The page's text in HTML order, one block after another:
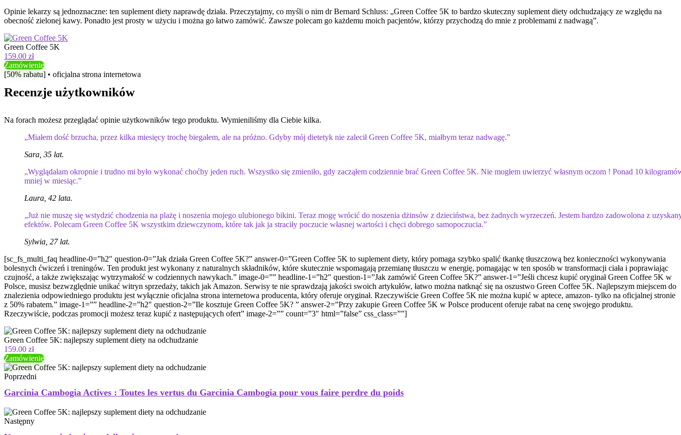
Opinie lekarzy są jednoznaczne: ten suplement diety naprawdę działa. Przeczytajmy, co myśli o nim dr Bernard Schluss: „Green Coffee 5K to bardzo skuteczny suplement diety odchudzający ze względu na
obecność zielonej kawy. Ponadto jest prosty w użyciu i można go łatwo zamówić. Zawsze polecam go każdemu moich pacjentów, którzy przychodzą do mnie z problemami z nadwagą”.
Green Coffee 5K
159.00 zł
Zamówienie
[50% rabatu] • oficjalna strona internetowa
Recenzje użytkowników
Na forach możesz przeglądać opinie użytkowników tego produktu. Wymieniliśmy dla Ciebie kilka.
„Miałem dość brzucha, przez kilka miesięcy trochę biegałem, ale na próżno. Gdyby mój dietetyk nie zalecił Green Coffee 5K, miałbym teraz nadwagę.”
Sara, 35 lat.
„Wyglądałam okropnie i trudno mi było wykonać choćby jeden ruch. Wszystko się zmieniło, gdy zacząłem codziennie brać Green Coffee 5K. Nie mogłem uwierzyć własnym oczom ! Ponad 10
mniej w miesiąc.”
Laura, 42 lata.
„Już nie muszę się wstydzić chodzenia na plażę i noszenia mojego ulubionego bikini. Teraz mogę wrócić do noszenia dżinsów z dzieciństwa, bez żadnych wyrzeczeń. Jestem bardzo zadowolona z
efektów. Polecam Green Coffee 5K wszystkim dziewczynom, które tak jak ja straciły poczucie własnej wartości i chęci dobrego samopoczucia.”
Sylwia, 27 lat.
[sc_fs_multi_faq headline-0=”h2″ question-0=”Jak działa Green Coffee 5K?” answer-0=”Green Coffee 5K to suplement diety, który pomaga szybko spalić tkankę tłuszczową bez konieczności wykonywania
bolesnych ćwiczeń i treningów. Ten produkt jest wykonany z naturalnych składników, które skutecznie wspomagają przemianę tłuszczu w energię, pomagając w ten sposób w transformacji ciała i poprawiając
czujność, a także zwiększając wytrzymałość w codziennych nawykach.” image-0=”” headline-1=”h2″ question-1=”Jak zamówić Green Coffee 5K?” answer-1=”Jeśli chcesz kupić oryginał Green Coffee 5K w
Polsce, musisz bezwzględnie unikać witryn sprzedaży, takich jak Amazon. Serwisy te nie sprawdzają jakości swoich artykułów, łatwo można natknąć się na oszustwo Green Coffee 5K. Najlepszym miejscem do
znalezienia odpowiedniego produktu jest wyłącznie oficjalna strona internetowa producenta, który oferuje oryginał. Rzeczywiście Green Coffee 5K nie można kupić w aptece, amazon- tylko na oficjalnej stronie
z 50% rabatem.” image-1=”” headline-2=”h2″ question-2=”Ile kosztuje Green Coffee 5K? ” answer-2=”Przy zakupie Green Coffee 5K w Polsce producent oferuje rabat na cenę swojego produktu.
Rzeczywiście, podczas promocji możesz teraz kupić z następujących ofert” image-2=”” count=”3″ html=”false” css_class=””]
Green Coffee 5K: najlepszy suplement diety na odchudzanie
159.00 zł
Zamówienie
Poprzedni
Garcinia Cambogia Actives : Toutes les vertus du Garcinia Cambogia pour vous faire perdre du poids
Następny